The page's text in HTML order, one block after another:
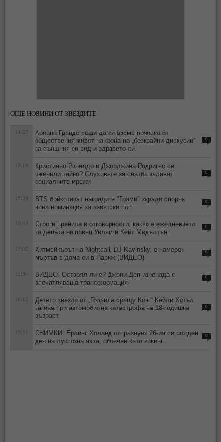
ОЩЕ НОВИНИ ОТ ЗВЕЗДИТЕ
14:27
Ариана Гранде реши да си вземе почивка от
обществения живот на фона на „безкрайни дискусии“
за външния си вид и здравето си.
0
15:16
Кристиано Роналдо и Джорджина Родригес се
оженили тайно? Слуховете за сватба заливат
социалните мрежи
0
15:29
BTS бойкотират наградите "Грами" заради спорна
нова номинация за азиатски поп
0
10:43
Строги правила и отговорности: какво е ежедневието
за децата на принц Уилям и Кейт Мидълтън
0
13:02
Хитмейкърът на Nightcall, DJ Kavinsky, е намерен
мъртъв в дома си в Париж (ВИДЕО)
0
12:54
ВИДЕО: Остарял ли е? Джони Деп изненада с
впечатляваща трансформация
0
16:12
Детето звезда от „Годзила срещу Конг“ Кейли Хотъл
загина при автомобилна катастрофа на 18-годишна
възраст
0
15:31
СНИМКИ: Ерлинг Холанд отпразнува 26-ия си рожден
ден на луксозна яхта, облечен като викинг
0